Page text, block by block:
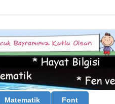
Matematik Font